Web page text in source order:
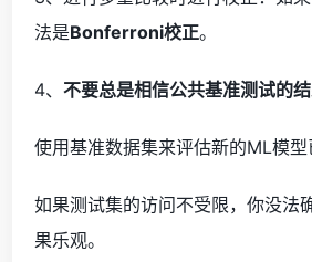
法是Bonferroni校正。
4、 不要总是相信公共基准测试的
使用基准数据集来评估新的ML模
如果测试集的访问不受限，你没法
果乐观。